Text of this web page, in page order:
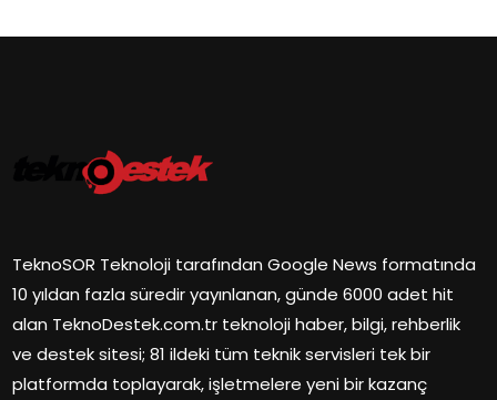
TeknoSOR Teknoloji tarafından Google News formatında
10 yıldan fazla süredir yayınlanan, günde 6000 adet hit
alan TeknoDestek.com.tr teknoloji haber, bilgi, rehberlik
ve destek sitesi; 81 ildeki tüm teknik servisleri tek bir
platformda toplayarak, işletmelere yeni bir kazanç